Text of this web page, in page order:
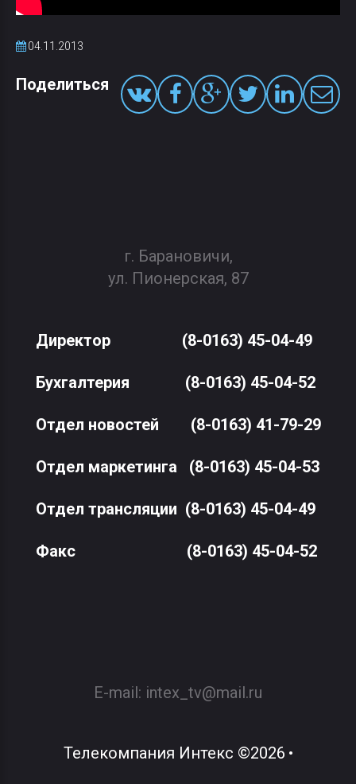
04.11.2013
Поделиться
г. Барановичи,
ул. Пионерская, 87
Директор (8-0163) 45-04-49
Бухгалтерия (8-0163) 45-04-52
Отдел новостей (8-0163) 41-79-29
Отдел маркетинга (8-0163) 45-04-53
Отдел трансляции (8-0163) 45-04-49
Факс(8-0163) 45-04-52
E-mail: intex_tv@mail.ru
Телекомпания Интекс ©2026